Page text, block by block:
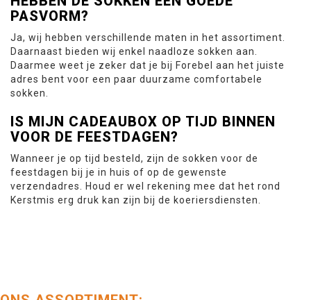
PASVORM?
Ja, wij hebben verschillende maten in het assortiment.
Daarnaast bieden wij enkel naadloze sokken aan.
Daarmee weet je zeker dat je bij Forebel aan het juiste
adres bent voor een paar duurzame comfortabele
sokken.
IS MIJN CADEAUBOX OP TIJD BINNEN
VOOR DE FEESTDAGEN?
Wanneer je op tijd besteld, zijn de sokken voor de
feestdagen bij je in huis of op de gewenste
verzendadres. Houd er wel rekening mee dat het rond
Kerstmis erg druk kan zijn bij de koeriersdiensten.